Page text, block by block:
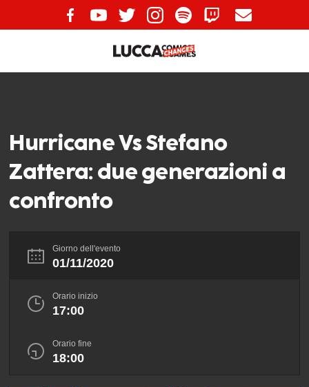
Hurricane Vs Stefano
Zattera: due generazioni a
confronto
Giorno dell'evento
01/11/2020
Orario inizio
17:00
Orario fine
18:00